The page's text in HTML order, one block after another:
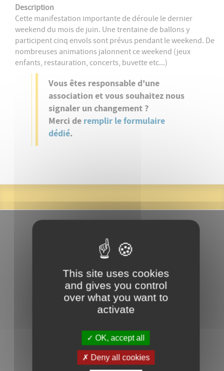
Description
Cette manifestation importante de déroule le dernier
weekend du mois de juin. Une trentaine de ballons y
participent cinq envols sont prévus pendant le weekend. De
nombreuses animations jalonnent ce weekend (jeux
enfants, restauration, concerts, buvette etc...)
Vous êtes responsable d'une
association et vous souhaitez nous
signaler un changement ?
Merci deremplir le formulaire
dédié.
Grand Cahors
72 rue du Président Wilson 46000 Cahors
Tél. 05 65 20 89 00
Mairie de Cahors
This site uses cookies
and gives you control
over what you want to
activate
OK, accept all
Deny all cookies